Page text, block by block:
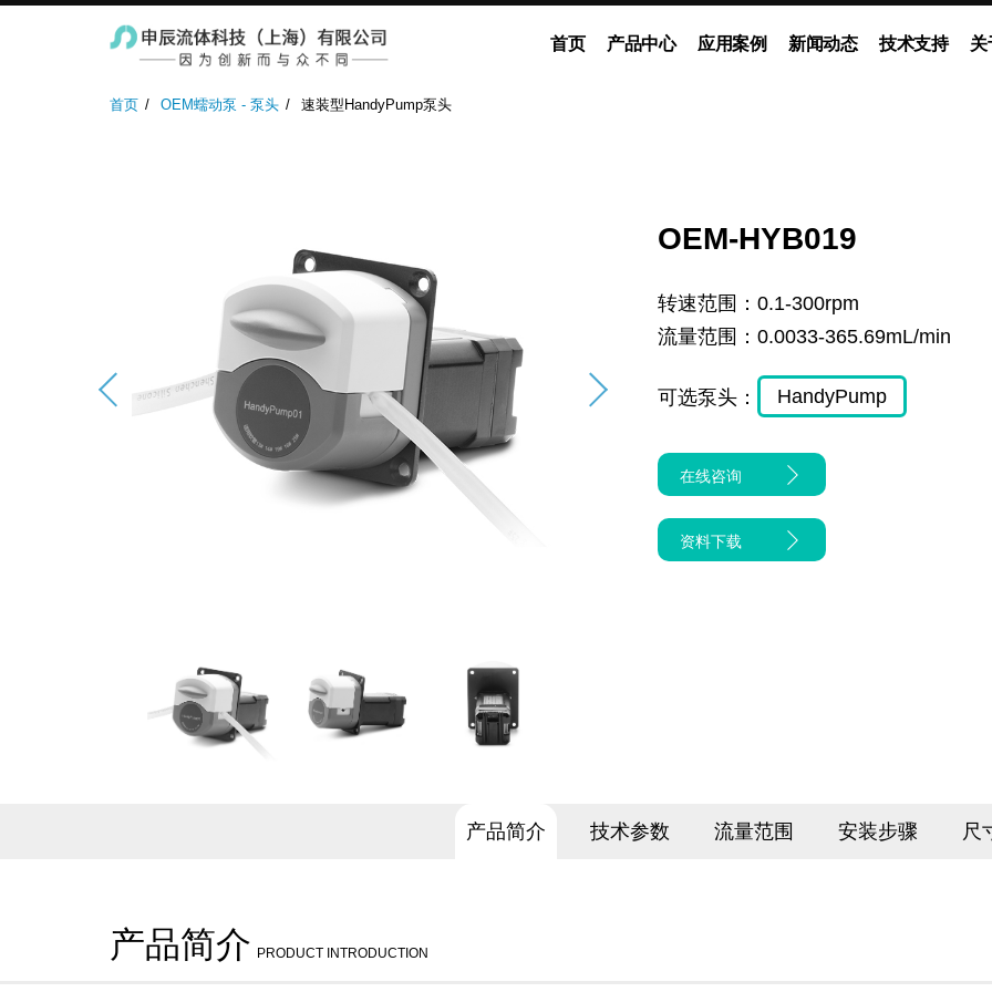
首页 产品中心 应用案例 新闻动态 技术支持 关
首页 OEM蠕动泵 - 泵头 速装型HandyPump泵头
OEM-HYB019
转速范围：0.1-300rpm
流量范围：0.0033-365.69mL/min
可选泵头： HandyPump
在线咨询
资料下载
产品简介 技术参数 流量范围 安装步骤 尺
产品简介 PRODUCT INTRODUCTION